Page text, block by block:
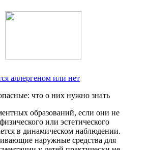
аллергеном или нет
что о них нужно знать
образований, если они не
или эстетического
в динамическом наблюдении.
наружные средства для